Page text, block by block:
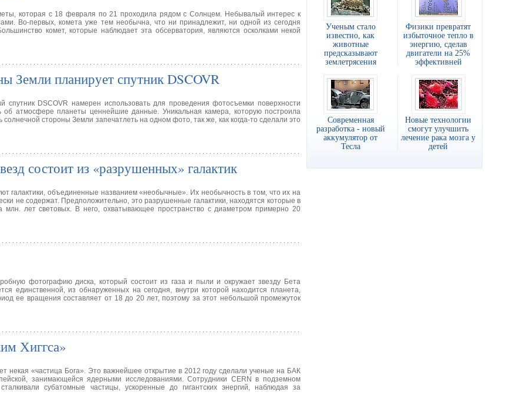
которая с 18 февраля по 21 проходила рядом с Солнцем. Небывалый интерес к
Во-первых, комета уже тем необычна, что ни принадлежит, ни одной из сегодня
комет, которые наблюдает эта обсерватория, являются осколками некой
Земли планирует спутник DSCOVR
спутник DSCOVR намерен использовать для проведения фотосъемки поверхности
атмосфере планеты ценнейшие данные. Уникальная камера, которую построила
стороны Земли запечатлеть на одном фото, так же, как когда-то сделали это
состоит из «разрушенных» галактик
галактики, объединенные названием «необычные». Их необычность в том, что их на
не содержат. Предположительно, это разрушенные галактики, находятся которые в
млн. лет световых. В него, охватывающее пространство с диаметром примерно 20
фотографию диска, который состоит из газа и пыли и окружает звезду Бета
единственной, из обнаруженных на сегодня, внутри которой находится планета,
ее вращения составляет от 18 до 20 лет, поэтому за этот небольшой промежуток
Хиггса»
некая «частица Бога». Это важнейшее открытие в 2012 году сделали ученые на БАК
занимающейся ядерными исследованиями. Сотрудники CERN в подземном
субатомные частицы, ускоренные до гигантских энергий, наблюдая за
Ученым стало
известно, как
животные
предсказывают
землетрясения
Физики превратят
избыточное тепло в
энергию, сделав
двигатели на 25%
эффективней
Современная
разработка - новый
аккумулятор от
Тесла
Новые технологии
смогут улучшить
лечение рака мозга у
детей